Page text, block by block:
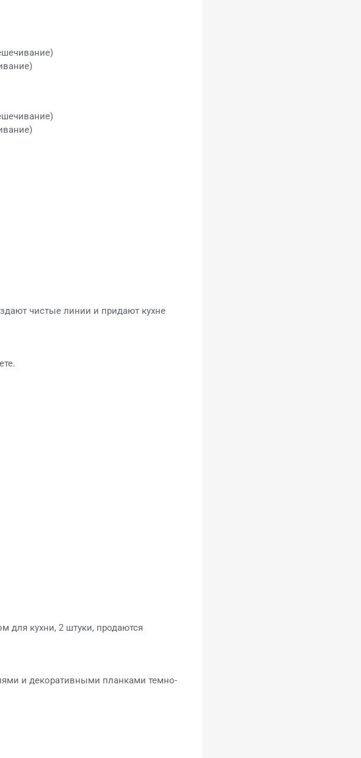
чистые линии и придают кухне
для кухни, 2 штуки, продаются
и декоративными планками темно-